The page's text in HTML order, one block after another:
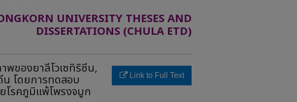
UNIVERSITY THESES AND
DISSERTATIONS (CHULA ETD)
พของยาลีโวเซทิริซีน,
น โดยการทดสอบ
โรคภูมิแพ้โพรงจมูก
Link to Full Text